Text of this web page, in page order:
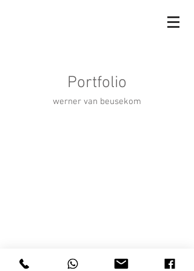
Portfolio
werner van beusekom